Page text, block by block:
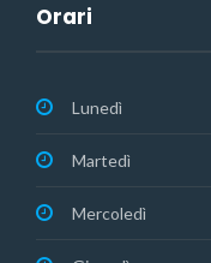
Orari
Lunedì
Martedì
Mercoledì